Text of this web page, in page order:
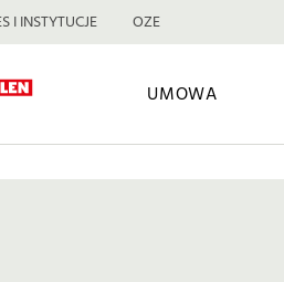
I INSTYTUCJE OZE
UMOWA